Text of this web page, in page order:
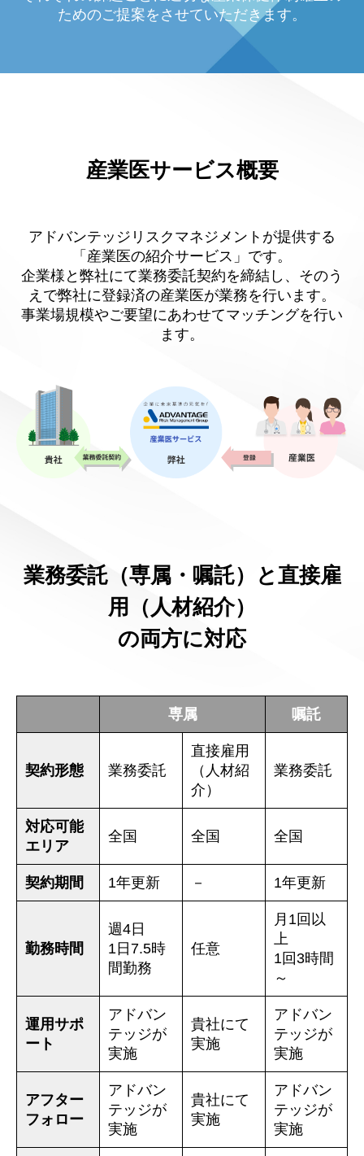
ためのご提案をさせていただきます。
産業医サービス概要
アドバンテッジリスクマネジメントが提供する
「産業医の紹介サービス」です。
企業様と弊社にて業務委託契約を締結し、そのう
えで弊社に登録済の産業医が業務を行います。
事業場規模やご要望にあわせてマッチングを行い
ます。
業務委託（専属・嘱託）と直接雇
用（人材紹介）
の両方に対応
専属 嘱託
契約形態 業務委託
直接雇用
（人材紹
介）
業務委託
対応可能
エリア
全国 全国 全国
契約期間 1年更新 － 1年更新
勤務時間
週4日
1日7.5時
間勤務
任意
月1回以
上
1回3時間
～
運用サポ
ート
アドバン
テッジが
実施
貴社にて
実施
アドバン
テッジが
実施
アフター
フォロー
アドバン
テッジが
実施
貴社にて
実施
アドバン
テッジが
実施